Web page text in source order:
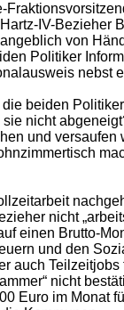
IV-Bezieher
von
Politiker
beiden
nicht
und
nicht
einen Brutto-
und den
auch
nicht
Euro im Monat